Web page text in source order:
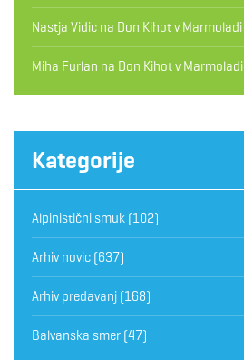
Nastja Vidic na Don Kihot v Marmoladi
Miha Furlan na Don Kihot v Marmoladi
Kategorije
Alpinistični smuk (102)
Arhiv novic (637)
Arhiv predavanj (168)
Balvanska smer (47)